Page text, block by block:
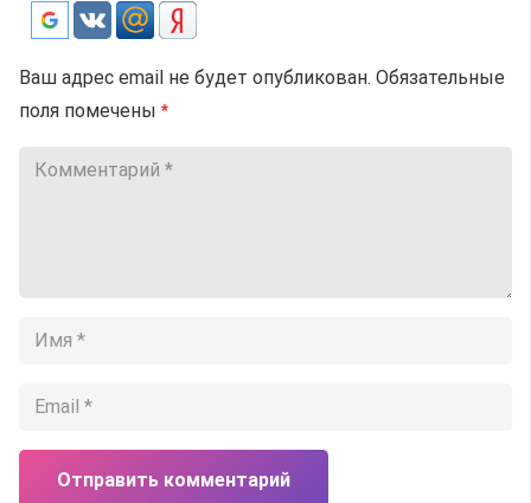
Ваш адрес email не будет опубликован. Обязательные
поля помечены *
Отправить комментарий